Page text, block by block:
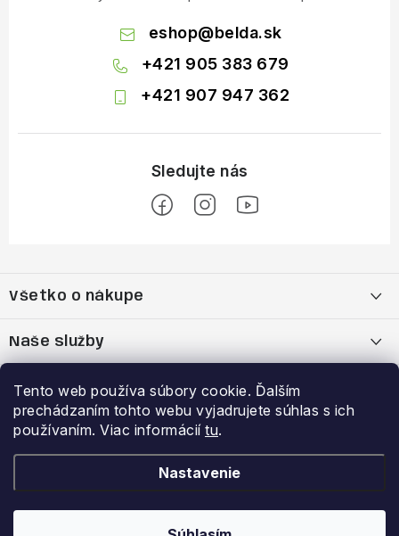
Tento web používa súbory cookie. Ďalším
prechádzaním tohto webu vyjadrujete súhlas s ich
používaním. Viac informácií tu.
Nastavenie
eshop@belda.sk
+421 905 383 679
+421 907 947 362
p
ä
t
Všetko o nákupe
OBCHODNÉ PODMIENKY
Zásady spracovania a ochrany osobných údajov
Reklamačný poriadok
Naše služby
Bootfitting - Tvarovanie Lyžiarok v Nitre
Dynamická analýza chodidla
Požičovňa lyží
Výhody a zľavy
Garancia najnižšej ceny
Prihlásenie